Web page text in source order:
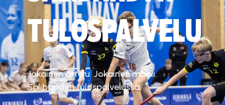
ä
.
Hyväksy markkinointievästeet
TULOSPALVELU
Jokainen ottelu. Jokainen maali.
Salibandyn tulospalvelussa.